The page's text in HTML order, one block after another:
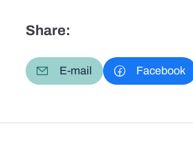
Share:
E-mail Facebook